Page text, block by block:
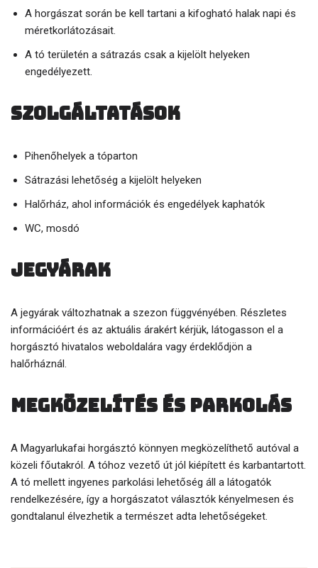
A horgászat során be kell tartani a kifogható halak napi és
méretkorlátozásait.
A tó területén a sátrazás csak a kijelölt helyeken
engedélyezett.
Szolgáltatások
Pihenőhelyek a tóparton
Sátrazási lehetőség a kijelölt helyeken
Halőrház, ahol információk és engedélyek kaphatók
WC, mosdó
Jegyárak
A jegyárak változhatnak a szezon függvényében. Részletes
információért és az aktuális árakért kérjük, látogasson el a
horgásztó hivatalos weboldalára vagy érdeklődjön a
halőrháznál.
Megközelítés és parkolás
A Magyarlukafai horgásztó könnyen megközelíthető autóval a
közeli főutakról. A tóhoz vezető út jól kiépített és karbantartott.
A tó mellett ingyenes parkolási lehetőség áll a látogatók
rendelkezésére, így a horgászatot választók kényelmesen és
gondtalanul élvezhetik a természet adta lehetőségeket.